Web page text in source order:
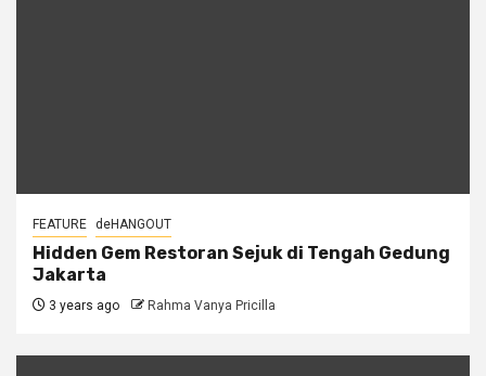
FEATURE deHANGOUT
Hidden Gem Restoran Sejuk di Tengah Gedung
Jakarta
3 years ago Rahma Vanya Pricilla